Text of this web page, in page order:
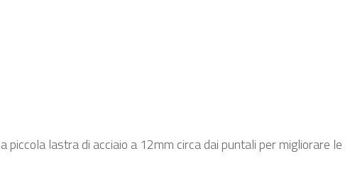
piccola lastra di acciaio a 12mm circa dai puntali per migliorare le